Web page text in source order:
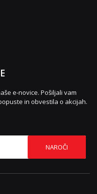
e-novice. Pošiljali vam
in obvestila o akcijah.
NAROČI